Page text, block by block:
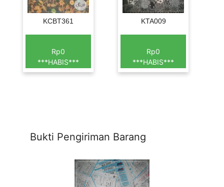
KCBT361
Rp0
***HABIS***
KTA009
Rp0
***HABIS***
Bukti Pengiriman Barang